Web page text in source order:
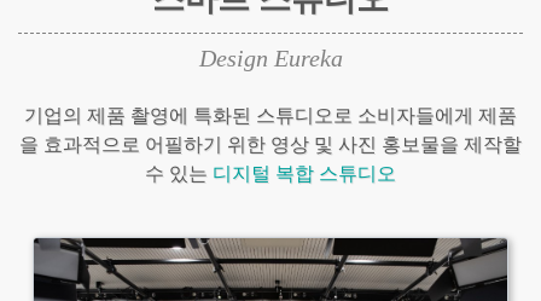
Design Eureka
기업의 제품 촬영에 특화된 스튜디오로 소비자들에게 제품
을 효과적으로 어필하기 위한 영상 및 사진 홍보물을 제작할
수 있는 디지털 복합 스튜디오